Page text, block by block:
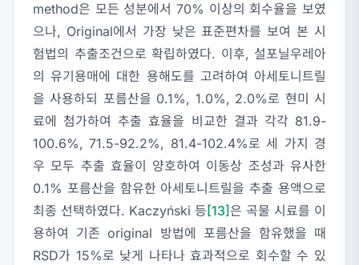
method은 모든 성분에서 70% 이상의 회수율을 보였
으나, Original에서 가장 낮은 표준편차를 보여 본 시
험법의 추출조건으로 확립하였다. 이후, 설포닐우레아
의 유기용매에 대한 용해도를 고려하여 아세토니트릴
을 사용하되 포름산을 0.1%, 1.0%, 2.0%로 현미 시
료에 첨가하여 추출 효율을 비교한 결과 각각 81.9-
100.6%, 71.5-92.2%, 81.4-102.4%로 세 가지 경
우 모두 추출 효율이 양호하여 이동상 조성과 유사한
0.1% 포름산을 함유한 아세토니트릴을 추출 용액으로
최종 선택하였다. Kaczyński 등 [13] 은 곡물 시료를 이
용하여 기존 original 방법에 포름산을 함유했을 때
RSD가 15%로 낮게 나타나 효과적으로 회수할 수 있